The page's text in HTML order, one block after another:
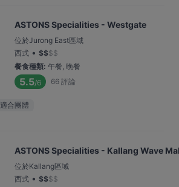
ASTONS Specialities - Westgate
位於Jurong East區域
西式 • $$$$
餐食種類: 午餐, 晚餐
5.5/6 66 評論
適合團體
ASTONS Specialities - Kallang Wave
位於Kallang區域
西式 • $$$$